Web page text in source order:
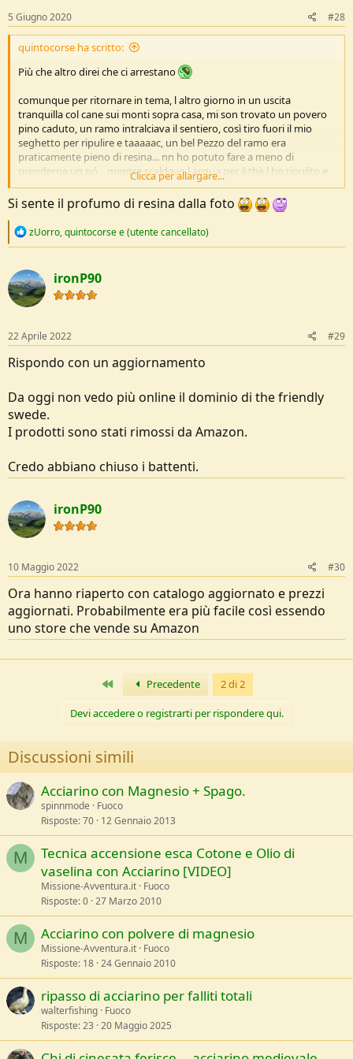
s
:
5 Giugno 2020 #28
quintocorse ha scritto:
Più che altro direi che ci arrestano
comunque per ritornare in tema, l altro giorno in un uscita
tranquilla col cane sui monti sopra casa, mi son trovato un povero
pino caduto, un ramo intralciava il sentiero, così tiro fuori il mio
seghetto per ripulire e taaaaac, un bel Pezzo del ramo era
praticamente pieno di resina... nn ho potuto fare a meno di
prenderne un pó... mentre scaldavo l acqua per il thè l ho ripulito e
fatto a pezzi.... una meraviglia....alle volte vado x cercarne un pó e
non lo trovo... poi senza volerlo ti capita sottomano 30 cm di
Vedi l'allegato 208087
Clicca per allargare...
Si sente il profumo di resina dalla foto
R
c
t
i
o
s
:
zUorro,quintocorsee(utente cancellato)
ironP90
22 Aprile 2022 #29
Rispondo con un aggiornamento
Da oggi non vedo più online il dominio di the friendly
swede.
I prodotti sono stati rimossi da Amazon.
Credo abbiano chiuso i battenti.
ironP90
10 Maggio 2022 #30
Ora hanno riaperto con catalogo aggiornato e prezzi
aggiornati. Probabilmente era più facile così essendo
uno store che vende su Amazon
Primo Precedente 2 di 2
Devi accedere o registrarti per rispondere qui.
Discussioni simili
Acciarino con Magnesio + Spago.
spinnmode
Fuoco
Risposte 70 12 Gennaio 2013
M
Tecnica accensione esca Cotone e Olio di
vaselina con Acciarino [VIDEO]
Missione-Avventura.it Fuoco
Risposte 0 27 Marzo 2010
M Acciarino con polvere di magnesio
Missione-Avventura.it Fuoco
Risposte 18 24 Gennaio 2010
ripasso di acciarino per falliti totali
walterfishing Fuoco
Risposte 23 20 Maggio 2025